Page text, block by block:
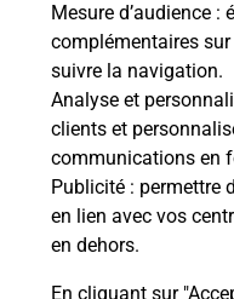
Mesure d’audience :
complémentaires
suivre la navigation.
Analyse et
clients et
communications en
Publicité : permettre
en lien avec vos
en dehors.
En cliquant sur
Combien coûte
Combien de
code bateau ?
Peut-on passer
avec le CPF ?